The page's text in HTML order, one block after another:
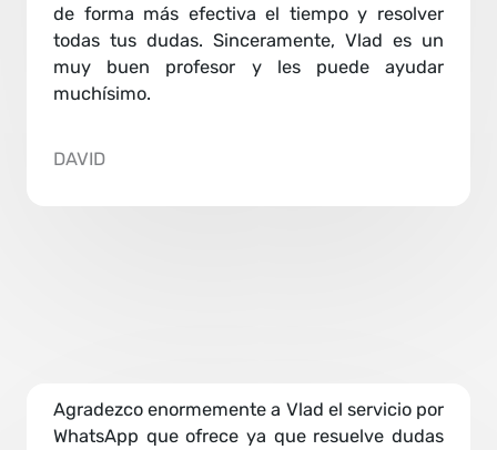
de forma más efectiva el tiempo y resolver
todas tus dudas. Sinceramente, Vlad es un
muy buen profesor y les puede ayudar
muchísimo.
DAVID
Agradezco enormemente a Vlad el servicio por
WhatsApp que ofrece ya que resuelve dudas